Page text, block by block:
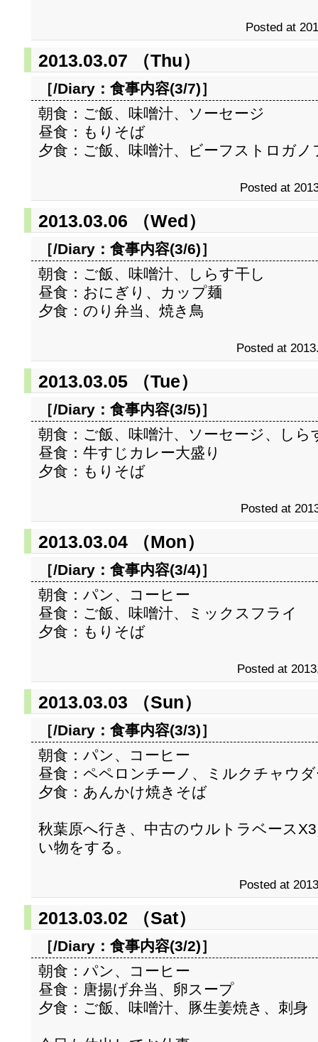
Posted at
2013.03.07 （Thu）
［/Diary： 食事内容(3/7)］
朝食：ご飯、味噌汁、ソーセージ
昼食：もりそば
夕食：ご飯、味噌汁、ビーフストロガノ
Posted at
2013.03.06 （Wed）
［/Diary： 食事内容(3/6)］
朝食：ご飯、味噌汁、しらす干し
昼食：おにぎり、カップ麺
夕食：のり弁当、焼き鳥
Posted at
2013.03.05 （Tue）
［/Diary： 食事内容(3/5)］
朝食：ご飯、味噌汁、ソーセージ、しら
昼食：牛すじカレー大盛り
夕食：もりそば
Posted at
2013.03.04 （Mon）
［/Diary： 食事内容(3/4)］
朝食：パン、コーヒー
昼食：ご飯、味噌汁、ミックスフライ
夕食：もりそば
Posted at
2013.03.03 （Sun）
［/Diary： 食事内容(3/3)］
朝食：パン、コーヒー
昼食：ペペロンチーノ、ミルクチャウ
夕食：あんかけ焼きそば
秋葉原へ行き、中古のウルトラベース
い物をする。
Posted at
2013.03.02 （Sat）
［/Diary： 食事内容(3/2)］
朝食：パン、コーヒー
昼食：唐揚げ弁当、卵スープ
夕食：ご飯、味噌汁、豚生姜焼き、刺身